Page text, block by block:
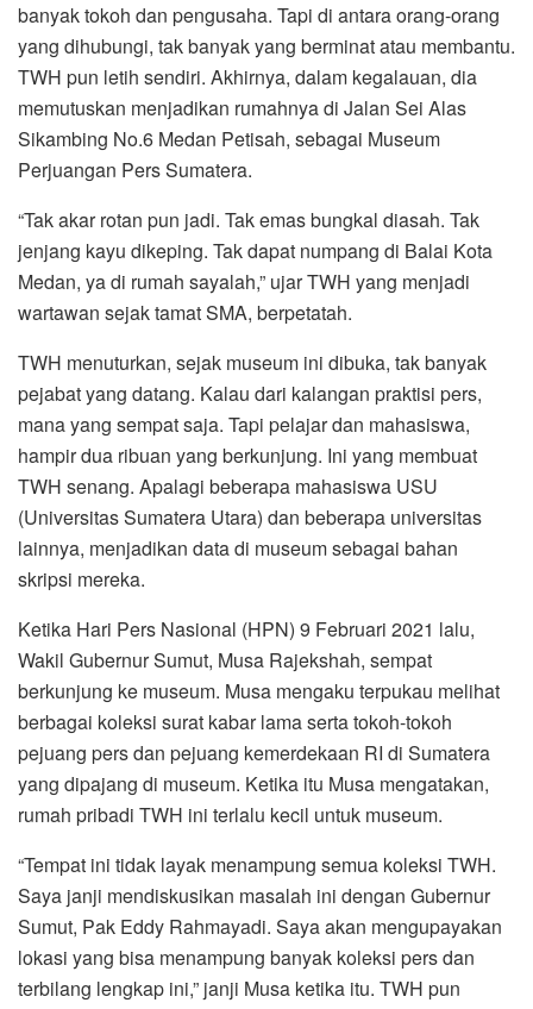
banyak tokoh dan pengusaha. Tapi di antara orang-orang
yang dihubungi, tak banyak yang berminat atau membantu.
TWH pun letih sendiri. Akhirnya, dalam kegalauan, dia
memutuskan menjadikan rumahnya di Jalan Sei Alas
Sikambing No.6 Medan Petisah, sebagai Museum
Perjuangan Pers Sumatera.
“Tak akar rotan pun jadi. Tak emas bungkal diasah. Tak
jenjang kayu dikeping. Tak dapat numpang di Balai Kota
Medan, ya di rumah sayalah,” ujar TWH yang menjadi
wartawan sejak tamat SMA, berpetatah.
TWH menuturkan, sejak museum ini dibuka, tak banyak
pejabat yang datang. Kalau dari kalangan praktisi pers,
mana yang sempat saja. Tapi pelajar dan mahasiswa,
hampir dua ribuan yang berkunjung. Ini yang membuat
TWH senang. Apalagi beberapa mahasiswa USU
(Universitas Sumatera Utara) dan beberapa universitas
lainnya, menjadikan data di museum sebagai bahan
skripsi mereka.
Ketika Hari Pers Nasional (HPN) 9 Februari 2021 lalu,
Wakil Gubernur Sumut, Musa Rajekshah, sempat
berkunjung ke museum. Musa mengaku terpukau melihat
berbagai koleksi surat kabar lama serta tokoh-tokoh
pejuang pers dan pejuang kemerdekaan RI di Sumatera
yang dipajang di museum. Ketika itu Musa mengatakan,
rumah pribadi TWH ini terlalu kecil untuk museum.
“Tempat ini tidak layak menampung semua koleksi TWH.
Saya janji mendiskusikan masalah ini dengan Gubernur
Sumut, Pak Eddy Rahmayadi. Saya akan mengupayakan
lokasi yang bisa menampung banyak koleksi pers dan
terbilang lengkap ini,” janji Musa ketika itu. TWH pun